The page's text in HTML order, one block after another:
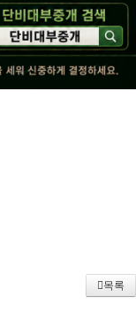
목록